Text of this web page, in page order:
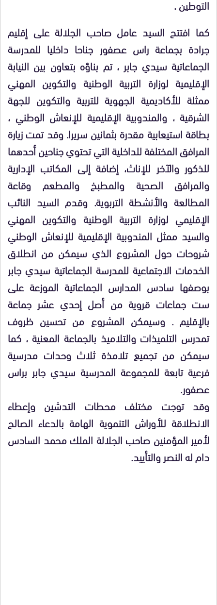
التوطين .
كما افتتح السيد عامل صاحب الجلالة على إقليم
جرادة بجماعة راس عصفور جناحا داخليا للمدرسة
الجماعاتية سيدي جابر ، تم بناؤه بتعاون بين النيابة
الإقليمية لوزارة التربية الوطنية والتكوين المهني
ممثلة للأكاديمية الجهوية للتربية والتكوين للجهة
الشرقية ، والمندوبية الإقليمية للإنعاش الوطني ،
بطاقة استيعابية مقدرة بثمانين سريرا. وقد تمت زيارة
المرافق المختلفة للداخلية التي تحتوي جناحين أحدهما
للذكور والآخر للإناث، إضافة إلى المكاتب الإدارية
والمرافق الصحية والمطبخ والمطعم وقاعة
المطالعة والأنشطة التربوية. وقدم السيد النائب
الإقليمي لوزارة التربية الوطنية والتكوين المهني
والسيد ممثل المندوبية الإقليمية للإنعاش الوطني
شروحات حول المشروع الذي سيمكن من انطلاق
الخدمات الاجتماعية للمدرسة الجماعاتية سيدي جابر
بوصفها سادس المدارس الجماعاتية الموزعة على
ست جماعات قروية من أصل إحدي عشر جماعة
بالإقليم . وسيمكن المشروع من تحسين ظروف
تمدرس التلميذات والتلاميذ بالجماعة المعنية ، كما
سيمكن من تجميع تلامذة ثلاث وحدات مدرسية
فرعية تابعة للمجموعة المدرسية سيدي جابر براس
عصفور.
وقد توجت مختلف محطات التدشين وإعطاء
الانطلاقة للأوراش التنموية الهامة بالدعاء الصالح
لأمير المؤمنين صاحب الجلالة الملك محمد السادس
دام له النصر والتأييد.